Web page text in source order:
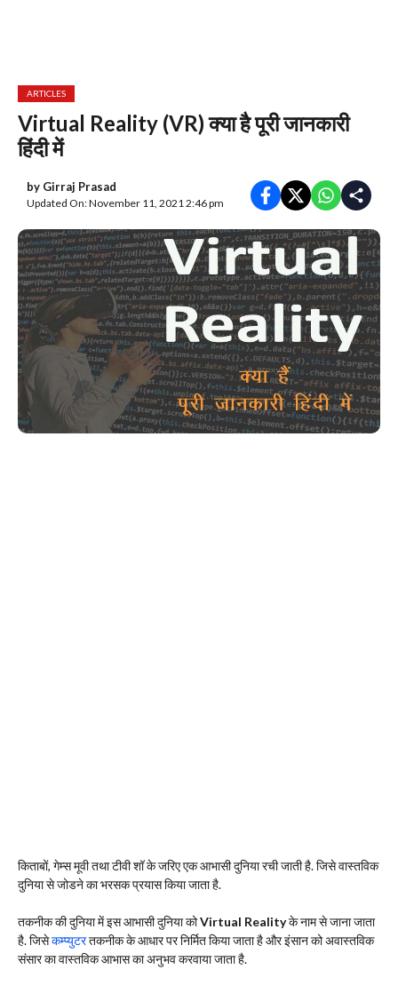
ARTICLES
Virtual Reality (VR) क्या है पूरी जानकारी
हिंदी में
by Girraj Prasad
Updated On: November 11, 2021 2:46 pm
किताबों, गेम्स मूवी तथा टीवी शॉ के जरिए एक आभासी दुनिया रची जाती है. जिसे वास्तविक
दुनिया से जोडने का भरसक प्रयास किया जाता है.
तकनीक की दुनिया में इस आभासी दुनिया कोVirtual Realityके नाम से जाना जाता
है. जिसेकम्प्युटरतकनीक के आधार पर निर्मित किया जाता है और इंसान को अवास्तविक
संसार का वास्तविक आभास का अनुभव करवाया जाता है.